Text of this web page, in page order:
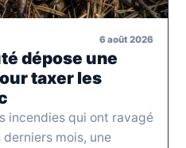
6 août 2026
dépose une
taxer les
incendies qui ont ravagé
mois, une